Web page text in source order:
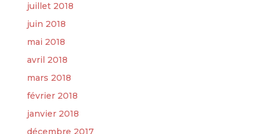
juillet 2018
juin 2018
mai 2018
avril 2018
mars 2018
février 2018
janvier 2018
décembre 2017